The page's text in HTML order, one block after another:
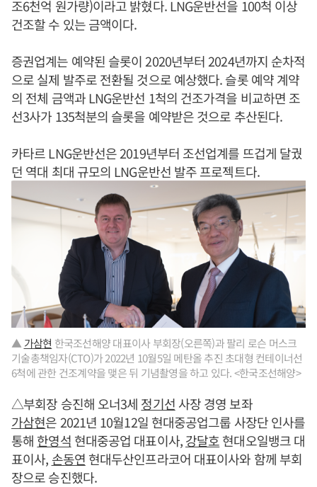
조6천억 원가량)이라고 밝혔다. LNG운반선을 100척 이상
건조할 수 있는 금액이다.
증권업계는 예약된 슬롯이 2020년부터 2024년까지 순차적
으로 실제 발주로 전환될 것으로 예상했다. 슬롯 예약 계약
의 전체 금액과 LNG운반선 1척의 건조가격을 비교하면 조
선3사가 135척분의 슬롯을 예약받은 것으로 추산된다.
카타르 LNG운반선은 2019년부터 조선업계를 뜨겁게 달궜
던 역대 최대 규모의 LNG운반선 발주 프로젝트다.
▲ 가삼현 한국조선해양 대표이사 부회장(오른쪽)과 팔리 로슨 머스크
기술총책임자(CTO)가 2022년 10월5일 메탄올 추진 초대형 컨테이너선
6척에 관한 건조계약을 맺은 뒤 기념촬영을 하고 있다. <한국조선해양>
△부회장 승진해 오너3세 정기선 사장 경영 보좌
가삼현은 2021년 10월12일 현대중공업그룹 사장단 인사를
통해 한영석 현대중공업 대표이사,강달호현대오일뱅크 대
표이사, 손동연 현대두산인프라코어 대표이사와 함께 부회
장으로 승진했다.